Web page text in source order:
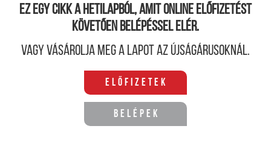
Ez egy cikk a hetilapból, amit online előfizetést
követően belépéssel elér.
Vagy vásárolja meg a lapot az újságárusoknál.
Előfizetek
Belépek